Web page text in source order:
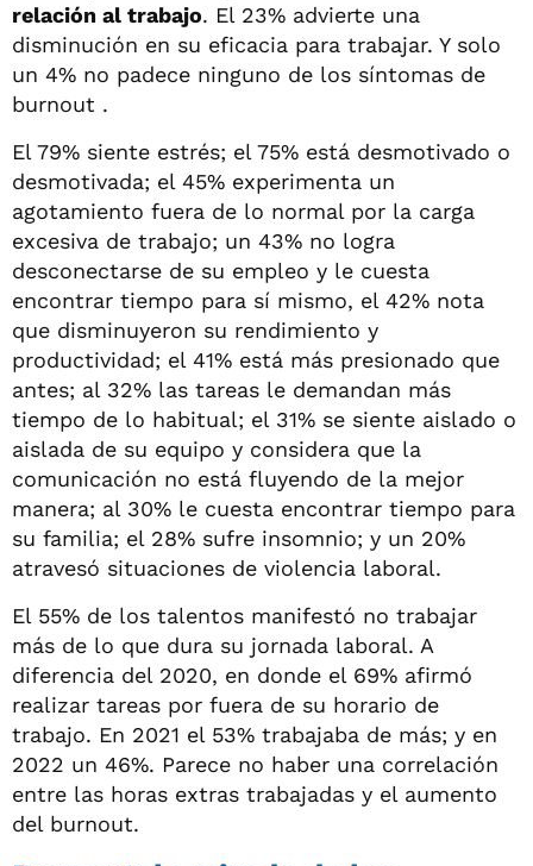
relación al trabajo. El 23% advierte una
disminución en su eficacia para trabajar. Y solo
un 4% no padece ninguno de los síntomas de
burnout .
El 79% siente estrés; el 75% está desmotivado o
desmotivada; el 45% experimenta un
agotamiento fuera de lo normal por la carga
excesiva de trabajo; un 43% no logra
desconectarse de su empleo y le cuesta
encontrar tiempo para sí mismo, el 42% nota
que disminuyeron su rendimiento y
productividad; el 41% está más presionado que
antes; al 32% las tareas le demandan más
tiempo de lo habitual; el 31% se siente aislado o
aislada de su equipo y considera que la
comunicación no está fluyendo de la mejor
manera; al 30% le cuesta encontrar tiempo para
su familia; el 28% sufre insomnio; y un 20%
atravesó situaciones de violencia laboral.
El 55% de los talentos manifestó no trabajar
más de lo que dura su jornada laboral. A
diferencia del 2020, en donde el 69% afirmó
realizar tareas por fuera de su horario de
trabajo. En 2021 el 53% trabajaba de más; y en
2022 un 46%. Parece no haber una correlación
entre las horas extras trabajadas y el aumento
del burnout.